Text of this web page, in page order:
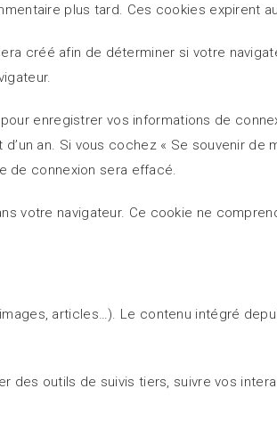
plus tard. Ces cookies expirent au
créé afin de déterminer si votre
enregistrer vos informations de
an. Si vous cochez « Se souvenir
de connexion sera effacé.
votre navigateur. Ce cookie ne
articles…). Le contenu intégré
outils de suivis tiers, suivre vos